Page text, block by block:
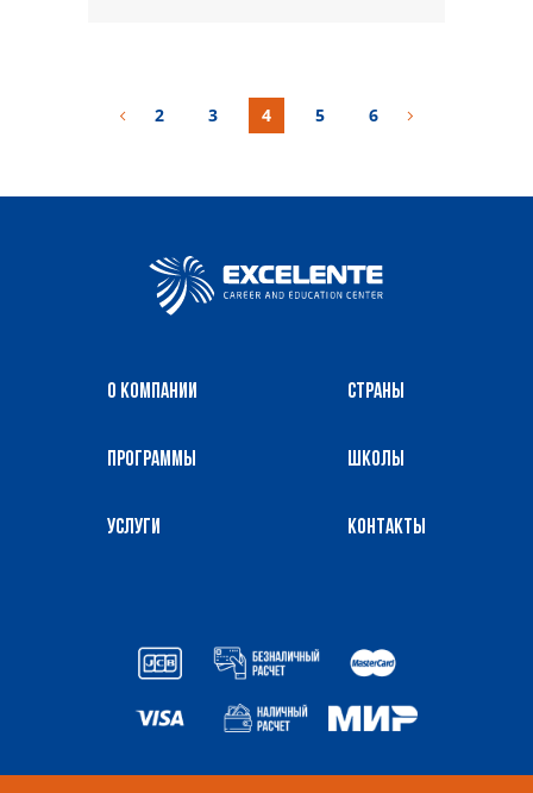
2 3 4 5 6
О компании
Программы
Услуги
Страны
Школы
Контакты